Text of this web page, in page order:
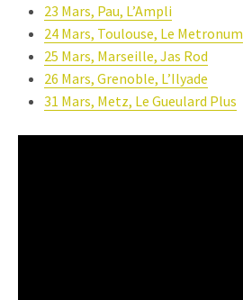
23 Mars, Pau, L’Ampli
24 Mars, Toulouse, Le Metronum
25 Mars, Marseille, Jas Rod
26 Mars, Grenoble, L’Ilyade
31 Mars, Metz, Le Gueulard Plus